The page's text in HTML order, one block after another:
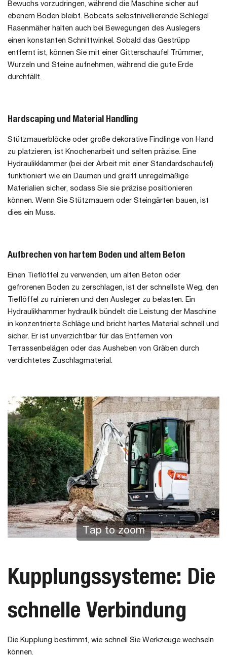
Bewuchs vorzudringen, während die Maschine sicher auf
ebenem Boden bleibt. Bobcats selbstnivellierende Schlegel
Rasenmäher halten auch bei Bewegungen des Auslegers
einen konstanten Schnittwinkel. Sobald das Gestrüpp
entfernt ist, können Sie mit einer Gitterschaufel Trümmer,
Wurzeln und Steine aufnehmen, während die gute Erde
durchfällt.
Hardscaping und Material Handling
Stützmauerblöcke oder große dekorative Findlinge von Hand
zu platzieren, ist Knochenarbeit und selten präzise. Eine
Hydraulikklammer (bei der Arbeit mit einer Standardschaufel)
funktioniert wie ein Daumen und greift unregelmäßige
Materialien sicher, sodass Sie sie präzise positionieren
können. Wenn Sie Stützmauern oder Steingärten bauen, ist
dies ein Muss.
Aufbrechen von hartem Boden und altem Beton
Einen Tieflöffel zu verwenden, um alten Beton oder
gefrorenen Boden zu zerschlagen, ist der schnellste Weg, den
Tieflöffel zu ruinieren und den Ausleger zu belasten. Ein
Hydraulikhammer hydraulik bündelt die Leistung der Maschine
in konzentrierte Schläge und bricht hartes Material schnell und
sicher. Er ist unverzichtbar für das Entfernen von
Terrassenbelägen oder das Ausheben von Gräben durch
verdichtetes Zuschlagmaterial.
Tap to zoom
Kupplungssysteme: Die
schnelle Verbindung
Die Kupplung bestimmt, wie schnell Sie Werkzeuge wechseln
können.